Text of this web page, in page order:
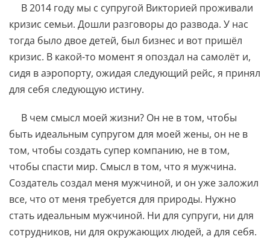
В 2014 году мы с супругой Викторией проживали
кризис семьи. Дошли разговоры до развода. У нас
тогда было двое детей, был бизнес и вот пришёл
кризис. В какой-то момент я опоздал на самолёт и,
сидя в аэропорту, ожидая следующий рейс, я принял
для себя следующую истину.
В чем смысл моей жизни? Он не в том, чтобы
быть идеальным супругом для моей жены, он не в
том, чтобы создать супер компанию, не в том,
чтобы спасти мир. Смысл в том, что я мужчина.
Создатель создал меня мужчиной, и он уже заложил
все, что от меня требуется для природы. Нужно
стать идеальным мужчиной. Ни для супруги, ни для
сотрудников, ни для окружающих людей, а для себя.